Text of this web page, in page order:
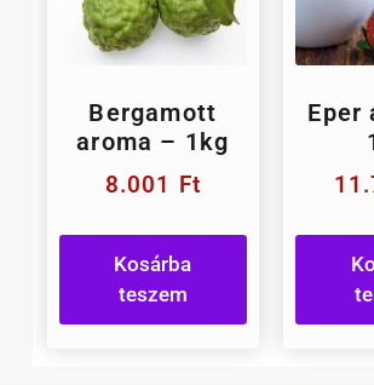
Bergamott
aroma – 1kg
8.001 Ft
Kosárba
teszem
Eper